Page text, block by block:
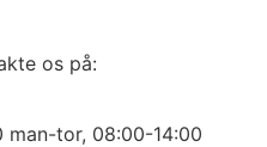
os på:
man-tor, 08:00-14:00